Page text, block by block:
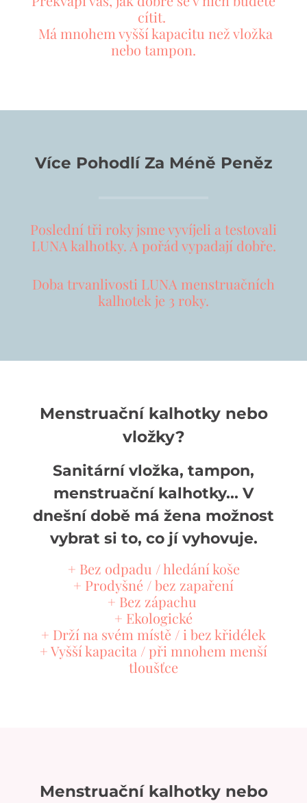
cítit.
Má mnohem vyšší kapacitu než vložka
nebo tampon.
Více Pohodlí Za Méně Peněz
Poslední tři roky jsme vyvíjeli a testovali
LUNA kalhotky. A pořád vypadají dobře.
Doba trvanlivosti LUNA menstruačních
kalhotek je 3 roky.
Menstruační kalhotky nebo
vložky?
Sanitární vložka, tampon,
menstruační kalhotky... V
dnešní době má žena možnost
vybrat si to, co jí vyhovuje.
+ Bez odpadu / hledání koše
+ Prodyšné / bez zapaření
+ Bez zápachu
+ Ekologické
+ Drží na svém místě / i bez křidélek
+ Vyšší kapacita / při mnohem menší
tloušťce
Menstruační kalhotky nebo